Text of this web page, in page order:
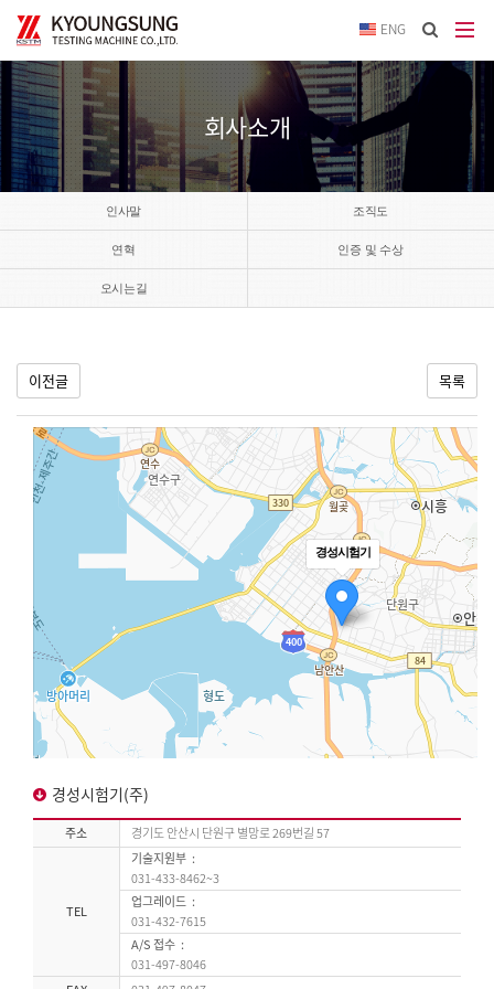
ENG
입력
답변
등록
답변
이메
전송
회사소개
인사말 조직도
연혁 인증 및 수상
오시는길
이전글 목록
경성시험기
경성시험기(주)
주소 경기도 안산시 단원구 별망로 269번길 57
TEL
기술지원부
031-433-8462~3
업그레이드
031-432-7615
A/S 접수
031-497-8046